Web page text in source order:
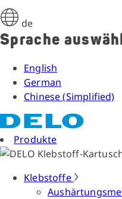
de
Sprache
English
German
Chinese (Simplified)
Produkte
Klebstoffe